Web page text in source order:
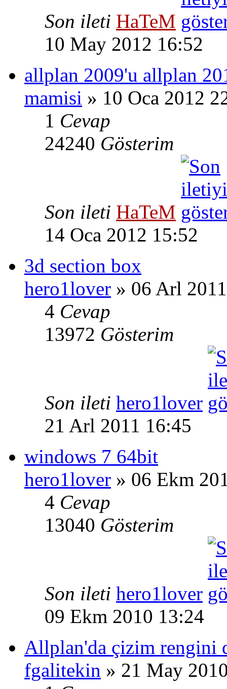
Son ileti HaTeM
10 May 2012 16:52
allplan 2009'u allplan
mamisi » 10 Oca 2012
1 Cevap
24240 Gösterim
Son ileti HaTeM
14 Oca 2012 15:52
3d section box
hero1lover » 06 Arl
4 Cevap
13972 Gösterim
Son ileti hero1lover
21 Arl 2011 16:45
windows 7 64bit
hero1lover » 06 Ekm
4 Cevap
13040 Gösterim
Son ileti hero1lover
09 Ekm 2010 13:24
Allplan'da çizim rengini
fgalitekin » 21 May